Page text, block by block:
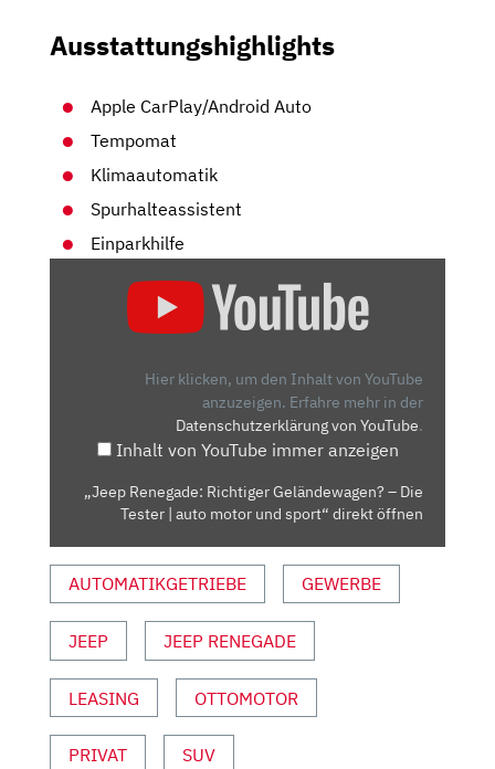
Ausstattungshighlights
Apple CarPlay/Android Auto
Tempomat
Klimaautomatik
Spurhalteassistent
Einparkhilfe
RENEGADE:
RICHTIGER
AUTO
SPORT“
VON
ANZEIGEN
Hier klicken, um den Inhalt von YouTube
anzuzeigen. Erfahre mehr in der
Datenschutzerklärung von YouTube.
Inhalt von YouTube immer anzeigen
„Jeep Renegade: Richtiger Geländewagen? – Die
Tester | auto motor und sport“ direkt öffnen
AUTOMATIKGETRIEBE GEWERBE
JEEP JEEP RENEGADE
LEASING OTTOMOTOR
PRIVAT SUV